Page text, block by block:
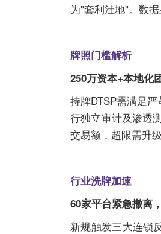
为"套利洼地"。数
牌照门槛解析
250万资本+本地化
持牌DTSP需满足
行独立审计及渗透
交易额，超限需升
行业洗牌加速
60家平台紧急撤离
新规触发三大连锁